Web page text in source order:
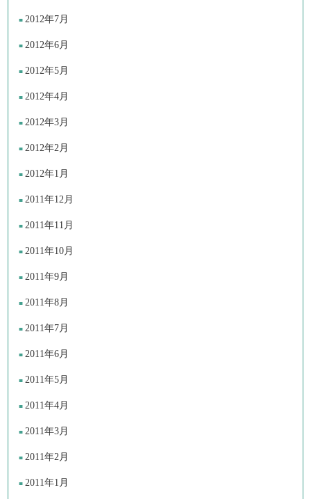
2012年7月
2012年6月
2012年5月
2012年4月
2012年3月
2012年2月
2012年1月
2011年12月
2011年11月
2011年10月
2011年9月
2011年8月
2011年7月
2011年6月
2011年5月
2011年4月
2011年3月
2011年2月
2011年1月